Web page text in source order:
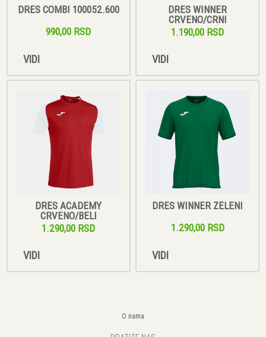
DRES COMBI 100052.600
990,00 RSD
VIDI
DRES WINNER
CRVENO/CRNI
1.190,00 RSD
VIDI
DRES ACADEMY
CRVENO/BELI
1.290,00 RSD
VIDI
DRES WINNER ZELENI
1.290,00 RSD
VIDI
O nama